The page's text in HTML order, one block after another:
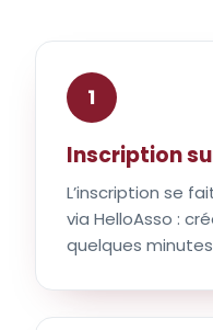
1
Inscription
L’inscription se
via HelloAsso :
quelques